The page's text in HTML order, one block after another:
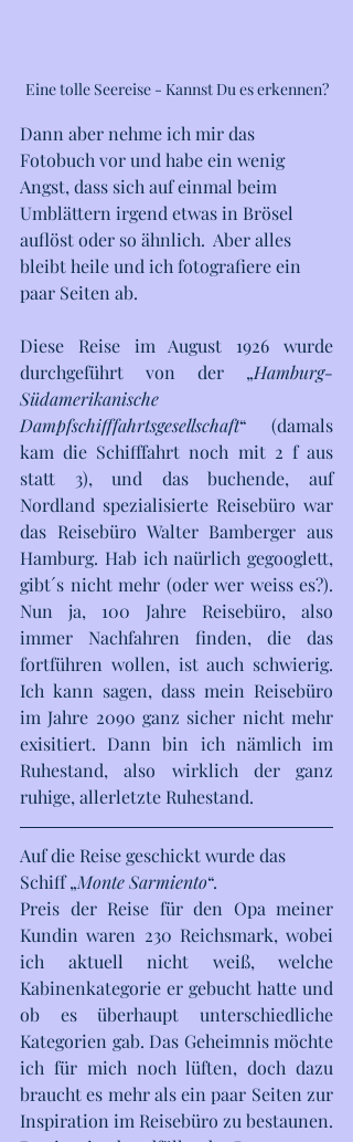
Eine tolle Seereise - Kannst Du es erkennen?
Dann aber nehme ich mir das
Fotobuch vor und habe ein wenig
Angst, dass sich auf einmal beim
Umblättern irgend etwas in Brösel
auflöst oder so ähnlich.  Aber alles
bleibt heile und ich fotografiere ein
paar Seiten ab.
Diese Reise im August 1926 wurde
durchgeführt von der „Hamburg-
Südamerikanische
Dampfschifffahrtsgesellschaft“ (damals
kam die Schifffahrt noch mit 2 f aus
statt 3), und das buchende, auf
Nordland spezialisierte Reisebüro war
das Reisebüro Walter Bamberger aus
Hamburg. Hab ich naürlich gegooglett,
gibt´s nicht mehr (oder wer weiss es?).
Nun ja, 100 Jahre Reisebüro, also
immer Nachfahren finden, die das
fortführen wollen, ist auch schwierig.
Ich kann sagen, dass mein Reisebüro
im Jahre 2090 ganz sicher nicht mehr
exisitiert. Dann bin ich nämlich im
Ruhestand, also wirklich der ganz
ruhige, allerletzte Ruhestand.
Auf die Reise geschickt wurde das
Schiff „Monte Sarmiento“.
Preis der Reise für den Opa meiner
Kundin waren 230 Reichsmark, wobei
ich aktuell nicht weiß, welche
Kabinenkategorie er gebucht hatte und
ob es überhaupt unterschiedliche
Kategorien gab. Das Geheimnis möchte
ich für mich noch lüften, doch dazu
braucht es mehr als ein paar Seiten zur
Inspiration im Reisebüro zu bestaunen.